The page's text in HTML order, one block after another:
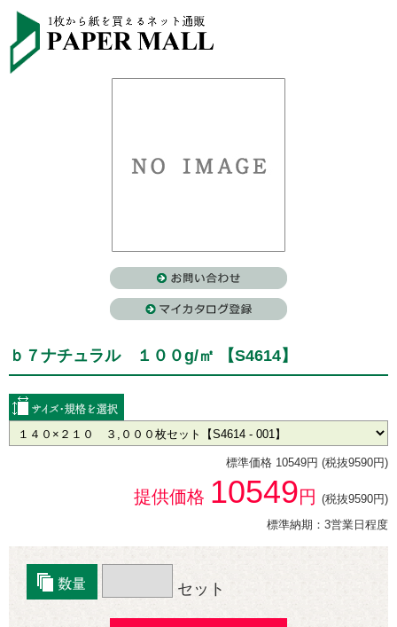
ｂ７ナチュラル １００g/㎡ 【S4614】
標準価格 10549円 (税抜9590円)
提供価格 10549円 (税抜9590円)
標準納期：3営業日程度
セット